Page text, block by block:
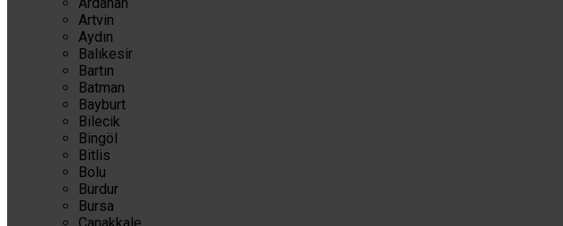
Artvin
Aydın
Balıkesir
Bartın
Batman
Bayburt
Bilecik
Bingöl
Bitlis
Bolu
Burdur
Bursa